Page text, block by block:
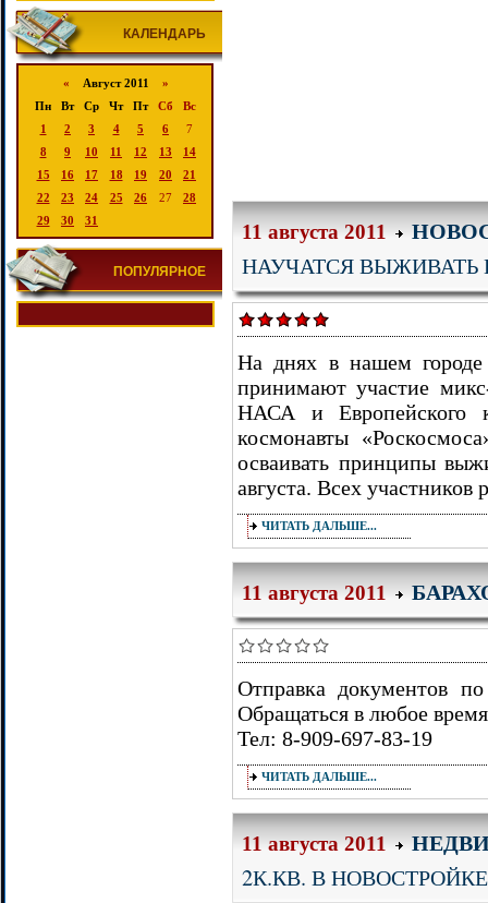
КАЛЕНДАРЬ
« Август 2011 »
Пн
Вт Ср Чт Пт Сб
Вс
1
2 3 4 5 6
7
8
9 10 11 12 13
14
15
16 17 18 19 20
21
22
23 24 25 26 27
28
29
30 31
ПОПУЛЯРНОЕ
11 августа 2011
НАУЧАТСЯ ВЫЖИВАТЬ
На днях в нашем
принимают участие
НАСА и Европейского
космонавты
осваивать принципы
августа. Всех
ЧИТАТЬ ДАЛЬШЕ...
11 августа 2011
Отправка документов
Обращаться в любое
Тел: 8-909-697-83-19
ЧИТАТЬ ДАЛЬШЕ...
11 августа 2011
2К.КВ. В НОВОСТРОЙКЕ